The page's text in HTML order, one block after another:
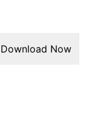
Download Now